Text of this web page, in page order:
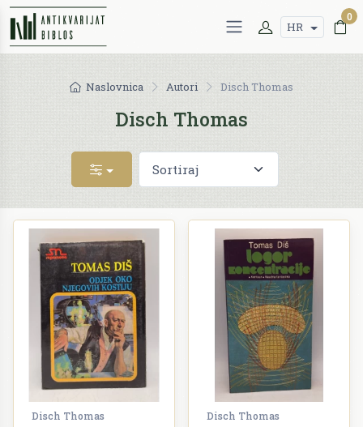
HR
0
Naslovnica Autori Disch Thomas
Disch Thomas
Disch Thomas Disch Thomas